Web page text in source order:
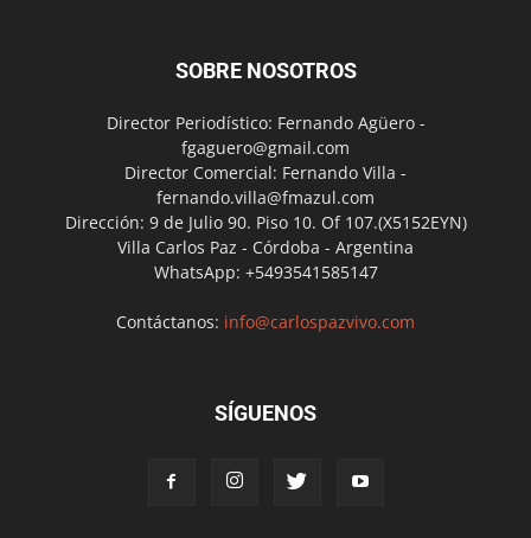
SOBRE NOSOTROS
Director Periodístico: Fernando Agüero -
fgaguero@gmail.com
Director Comercial: Fernando Villa -
fernando.villa@fmazul.com
Dirección: 9 de Julio 90. Piso 10. Of 107.(X5152EYN)
Villa Carlos Paz - Córdoba - Argentina
WhatsApp: +5493541585147
Contáctanos: info@carlospazvivo.com
SÍGUENOS